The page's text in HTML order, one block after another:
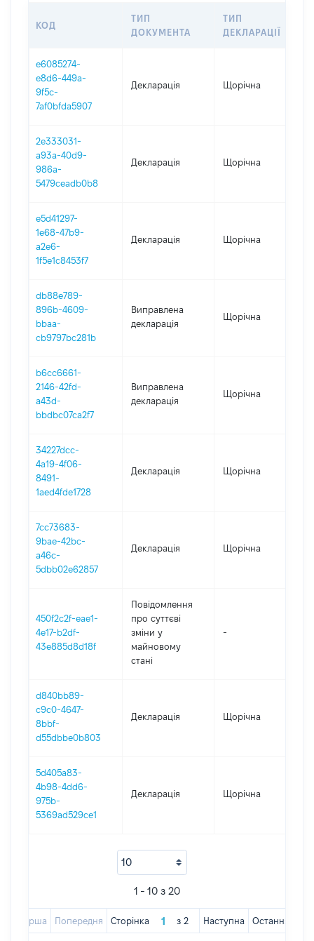
КОД
ТИП
ДОКУМЕНТА
ТИП
ДЕКЛАРАЦІЇ
e6085274-
e8d6-449a-
9f5c-
7af0bfda5907
Декларація Щорічна
2e333031-
a93a-40d9-
986a-
5479ceadb0b8
Декларація Щорічна
e5d41297-
1e68-47b9-
a2e6-
1f5e1c8453f7
Декларація Щорічна
db88e789-
896b-4609-
bbaa-
cb9797bc281b
Виправлена
декларація
Щорічна
b6cc6661-
2146-42fd-
a43d-
bbdbc07ca2f7
Виправлена
декларація
Щорічна
34227dcc-
4a19-4f06-
8491-
1aed4fde1728
Декларація Щорічна
7cc73683-
9bae-42bc-
a46c-
5dbb02e62857
Декларація Щорічна
450f2c2f-eae1-
4e17-b2df-
43e885d8d18f
Повідомлення
про суттєві
зміни y
майновому
стані
-
d840bb89-
c9c0-4647-
8bbf-
d55dbbe0b803
Декларація Щорічна
5d405a83-
4b98-4dd6-
975b-
5369ad529ce1
Декларація Щорічна
1 - 10 з 20
Перша Попередня Сторінка з 2 Наступна Остання